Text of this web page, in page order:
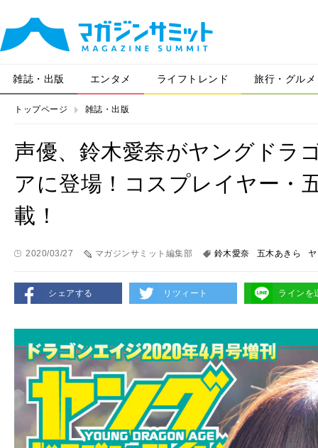
雑誌・出版 エンタメ ライフトレンド 旅行・グルメ
トップページ 雑誌・出版
声優、鈴木愛奈がヤングドラ
アに登場！コスプレイヤー・
載！
2020/03/27 マガジンサミット編集部 鈴木愛奈 五木あきら
シェアする リツィート ラインを